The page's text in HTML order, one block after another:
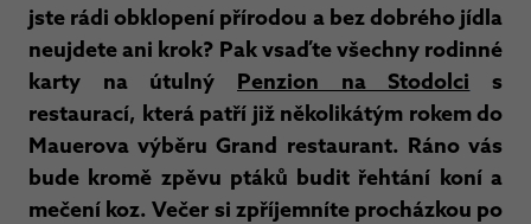
jste rádi obklopení přírodou a bez dobrého jídla
neujdete ani krok? Pak vsaďte všechny rodinné
karty na útulný Penzion na Stodolci s
restaurací, která patří již několikátým rokem do
Mauerova výběru Grand restaurant. Ráno vás
bude kromě zpěvu ptáků budit řehtání koní a
mečení koz. Večer si zpříjemníte procházkou po